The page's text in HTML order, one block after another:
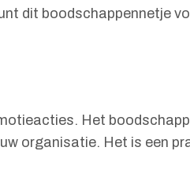
dit boodschappennetje
Het
organisatie. Het is een